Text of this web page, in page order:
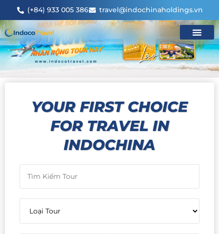
(+84) 933 005 386 travel@indochinaholdings.vn
YOUR FIRST CHOICE
FOR TRAVEL IN
INDOCHINA​